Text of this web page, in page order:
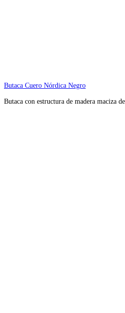
Butaca Cuero Nórdica Negro
Butaca con estructura de madera maciza